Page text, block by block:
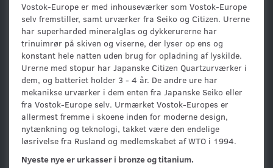
Vostok-Europe er med inhouseværker som Vostok-Europe
selv fremstiller, samt urværker fra Seiko og Citizen. Urerne
har superharded mineralglas og dykkerurerne har
trinuimrør på skiven og viserne, der lyser op ens og
konstant hele natten uden brug for opladning af lyskilde.
Urerne med stopur har Japanske Citizen Quartzurværker i
dem, og batteriet holder 3 - 4 år. De andre ure har
mekanikse urværker i dem enten fra Japanske Seiko eller
fra Vostok-Europe selv. Urmærket Vostok-Europes er
allermest fremme i skoene inden for moderne design,
nytænkning og teknologi, takket være den endelige
løsrivelse fra Rusland og medlemskabet af WTO i 1994.
Nyeste nye er urkasser i bronze og titanium.